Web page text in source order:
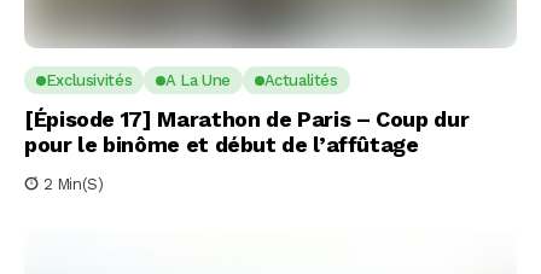
Exclusivités A La Une Actualités
[Épisode 17] Marathon de Paris – Coup dur
pour le binôme et début de l’affûtage
2 Min(s)